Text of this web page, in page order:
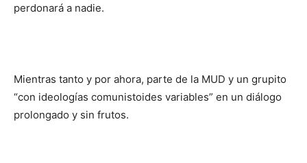
perdonará a nadie.
Mientras tanto y por ahora, parte de la MUD y un grupito
“con ideologías comunistoides variables” en un diálogo
prolongado y sin frutos.